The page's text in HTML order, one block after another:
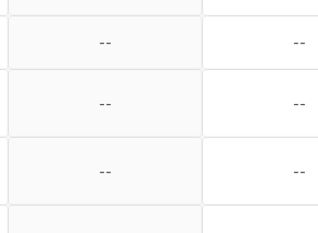
-- --
-- --
-- --